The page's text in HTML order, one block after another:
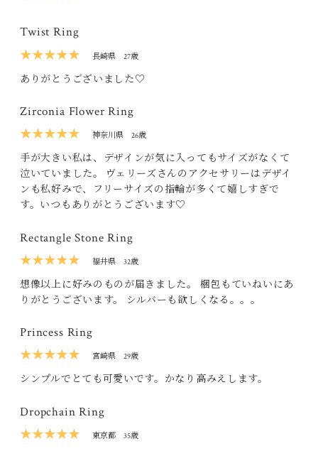
Twist Ring
★★★★★
長崎県 27歳
ありがとうございました♡
Zirconia Flower Ring
★★★★★
神奈川県 26歳
手が大きい私は、デザインが気に入ってもサイズがなくて
泣いていました。 ヴェリーズさんのアクセサリーはデザイ
ンも私好みで、フリーサイズの指輪が多くて嬉しすぎで
す。いつもありがとうございます♡
Rectangle Stone Ring
★★★★★
福井県 32歳
想像以上に好みのものが届きました。 梱包もていねいにあ
りがとうございます。 シルバーも欲しくなる。。。
Princess Ring
★★★★★
宮崎県 29歳
シンプルでとても可愛いです。かなり高みえします。
Dropchain Ring
★★★★★
東京都 35歳